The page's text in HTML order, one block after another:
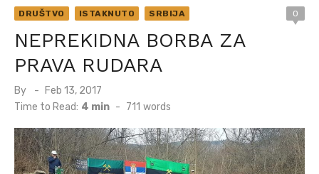
DRUŠTVO ISTAKNUTO SRBIJA 0
NEPREKIDNA BORBA ZA
PRAVA RUDARA
By
Posted
on
Feb 13, 2017
Time to Read: 4 min - 711 words